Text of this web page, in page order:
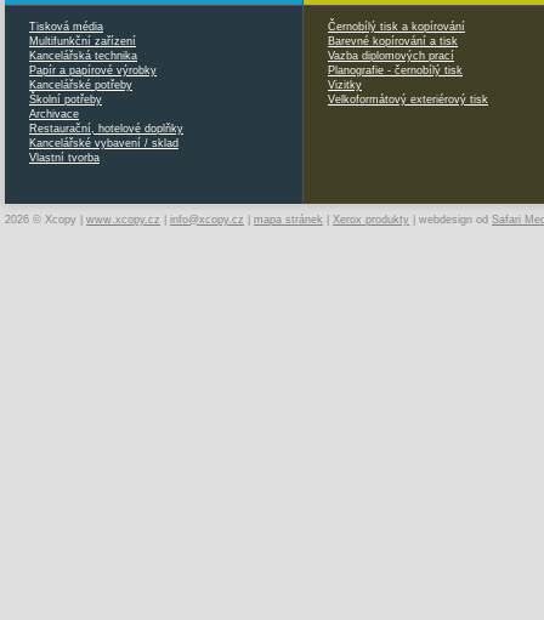
Tisková média
Multifunkční zařízení
Kancelářská technika
Papír a papírové výrobky
Kancelářské potřeby
Školní potřeby
Archivace
Restaurační, hotelové doplňky
Kancelářské vybavení / sklad
Vlastní tvorba
Černobílý tisk a kopírování
Barevné kopírování a tisk
Vazba diplomových prací
Planografie - černobílý tisk
Vizitky
Velkoformátový exteriérový tisk
2026 © Xcopy | www.xcopy.cz info@xcopy.cz mapa stránek Xerox produkty | webdesign od Safari